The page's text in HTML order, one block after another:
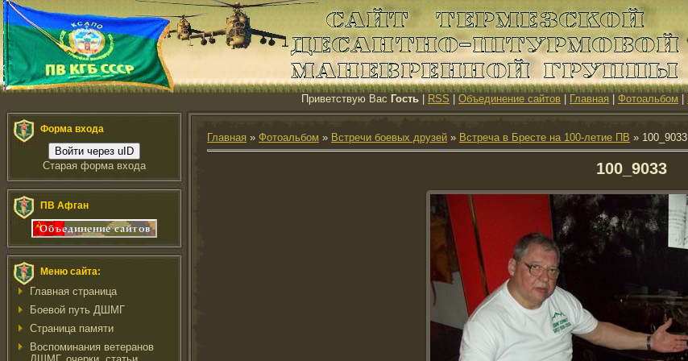
Приветствую Вас Гость RSS Объединение сайтов Главная Фотоальбом
Форма входа
Войти через uID
Старая форма входа
ПВ Афган
Меню сайта:
Главная страница
Боевой путь ДШМГ
Страница памяти
Воспоминания ветеранов
Главная » Фотоальбом » Встречи боевых друзей » Встреча в Бресте на 100-летие ПВ » 100_9033
100_9033